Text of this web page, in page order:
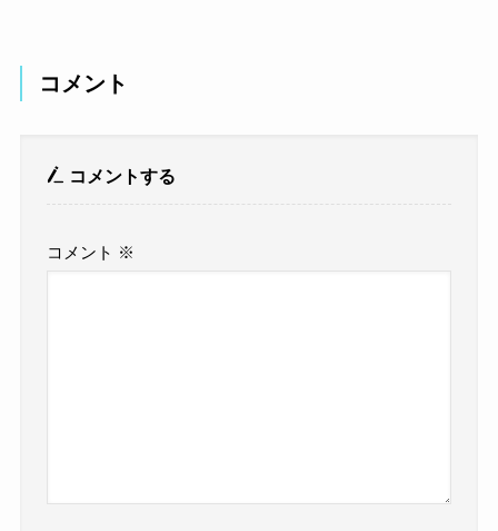
コメント
コメントする
コメント ※